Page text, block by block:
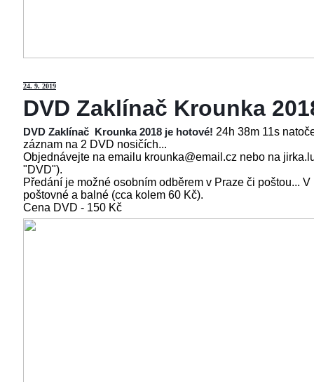
24. 9. 2019
DVD Zaklínač Krounka
DVD Zaklínač Krounka 2018 je hotové! 24h 38m 11s
záznam na 2 DVD nosičích...
Objednávejte na emailu krounka@email.cz nebo na
"DVD").
Předání je možné osobním odběrem v Praze či poštou...
poštovné a balné (cca kolem 60 Kč).
Cena DVD - 150 Kč